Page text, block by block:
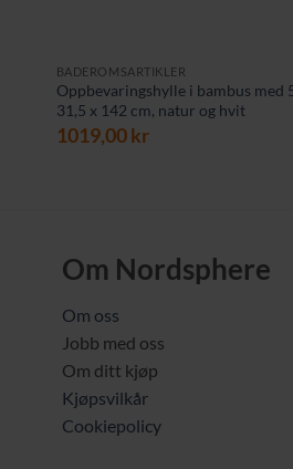
BADEROMSARTIKLER
Oppbevaringshylle i bambus med
31,5 x 142 cm, natur og hvit
1019,00kr
Om Nordsphere
Om oss
Jobb med oss
Om ditt kjøp
Kjøpsvilkår
Cookiepolicy